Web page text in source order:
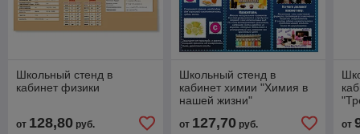
Школьный стенд в
кабинет физики
от 128,80 руб.
Школьный стенд в
кабинет химии "Химия в
нашей жизни"
от 127,70руб. от